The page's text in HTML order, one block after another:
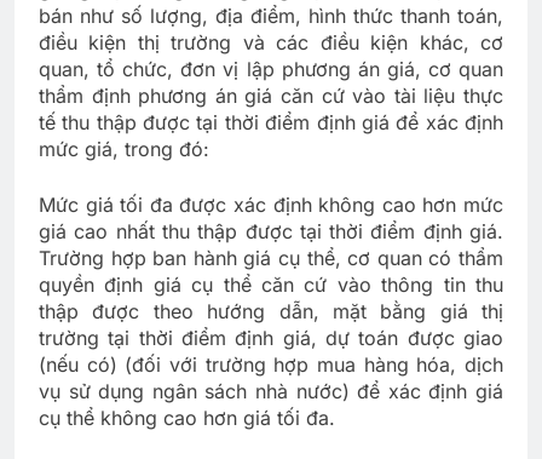
bán như số lượng, địa điểm, hình thức thanh toán,
điều kiện thị trường và các điều kiện khác, cơ
quan, tổ chức, đơn vị lập phương án giá, cơ quan
thẩm định phương án giá căn cứ vào tài liệu thực
tế thu thập được tại thời điểm định giá để xác định
mức giá, trong đó:
Mức giá tối đa được xác định không cao hơn mức
giá cao nhất thu thập được tại thời điểm định giá.
Trường hợp ban hành giá cụ thể, cơ quan có thẩm
quyền định giá cụ thể căn cứ vào thông tin thu
thập được theo hướng dẫn, mặt bằng giá thị
trường tại thời điểm định giá, dự toán được giao
(nếu có) (đối với trường hợp mua hàng hóa, dịch
vụ sử dụng ngân sách nhà nước) để xác định giá
cụ thể không cao hơn giá tối đa.